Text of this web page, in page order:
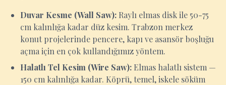
Duvar Kesme (Wall Saw): Raylı elmas disk ile 50-75
cm kalınlığa kadar düz kesim. Trabzon merkez
konut projelerinde pencere, kapı ve asansör boşluğu
açma için en çok kullandığımız yöntem.
Halatlı Tel Kesim (Wire Saw): Elmas halatlı sistem —
150 cm kalınlığa kadar. Köprü, temel, iskele söküm